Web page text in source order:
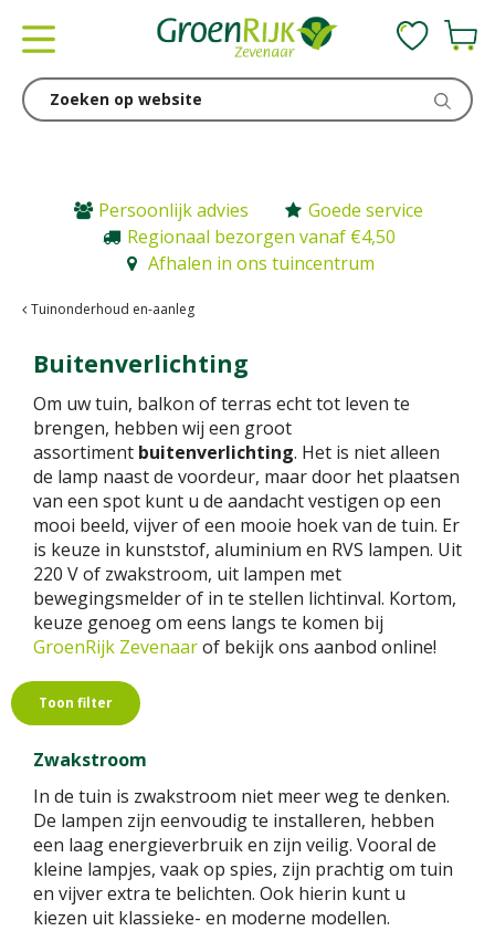
Persoonlijk advies
Goede service
Regionaal bezorgen vanaf €4,50
Afhalen in ons tuincentrum
Tuinonderhoud en-aanleg
Buitenverlichting
Om uw tuin, balkon of terras echt tot leven te
brengen, hebben wij een groot
assortiment buitenverlichting. Het is niet alleen
de lamp naast de voordeur, maar door het plaatsen
van een spot kunt u de aandacht vestigen op een
mooi beeld, vijver of een mooie hoek van de tuin. Er
is keuze in kunststof, aluminium en RVS lampen. Uit
220 V of zwakstroom, uit lampen met
bewegingsmelder of in te stellen lichtinval. Kortom,
keuze genoeg om eens langs te komen bij
GroenRijk Zevenaarof bekijk ons aanbod online!
Toon filter
Zwakstroom
In de tuin is zwakstroom niet meer weg te denken.
De lampen zijn eenvoudig te installeren, hebben
een laag energieverbruik en zijn veilig. Vooral de
kleine lampjes, vaak op spies, zijn prachtig om tuin
en vijver extra te belichten. Ook hierin kunt u
kiezen uit klassieke- en moderne modellen.